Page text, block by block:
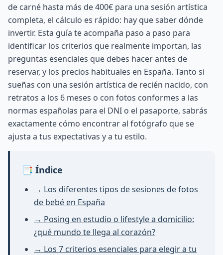
de carné hasta más de 400€ para una sesión artística
completa, el cálculo es rápido: hay que saber dónde
invertir. Esta guía te acompaña paso a paso para
identificar los criterios que realmente importan, las
preguntas esenciales que debes hacer antes de
reservar, y los precios habituales en España. Tanto si
sueñas con una sesión artística de recién nacido, con
retratos a los 6 meses o con fotos conformes a las
normas españolas para el DNI o el pasaporte, sabrás
exactamente cómo encontrar al fotógrafo que se
ajusta a tus expectativas y a tu estilo.
📑 Índice
→ Los diferentes tipos de sesiones de fotos
de bebé en España
→ Posing en estudio o lifestyle a domicilio:
¿qué mundo te llega al corazón?
→ Los 7 criterios esenciales para elegir a tu